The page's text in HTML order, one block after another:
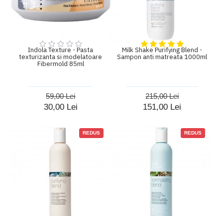
Indola Texture - Pasta
texturizanta si modelatoare
Fibermold 85ml
30,00 Lei
59,00 Lei
Milk Shake Purifying Blend -
Sampon anti matreata 1000ml
151,00 Lei
215,00 Lei
REDUS REDUS